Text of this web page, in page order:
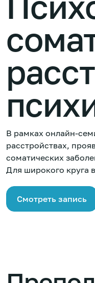
В рамках онлайн-
расстройствах,
соматических
Для широкого круга
Смотреть запись